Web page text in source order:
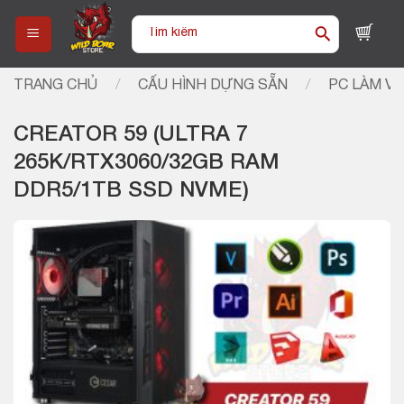
content
Tìm
TRANG CHỦ / CẤU HÌNH DỰNG SẴN / PC LÀM
CREATOR 59 (ULTRA 7
265K/RTX3060/32GB RAM
DDR5/1TB SSD NVME)